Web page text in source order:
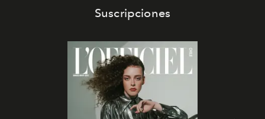
Suscripciones